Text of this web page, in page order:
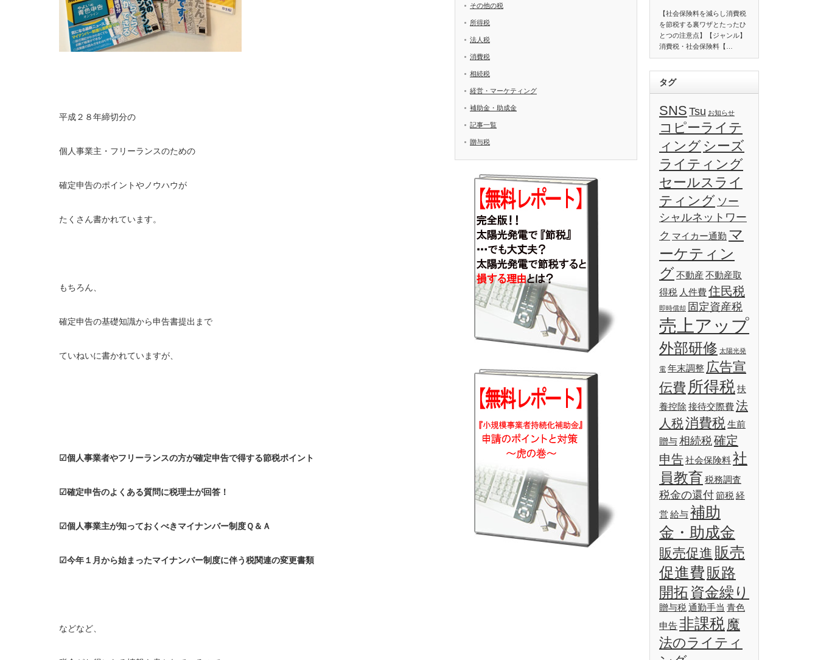
平成２８年締切分の
個人事業主・フリーランスのための
確定申告のポイントやノウハウが
たくさん書かれています。
もちろん、
確定申告の基礎知識から申告書提出まで
ていねいに書かれていますが、
☑個人事業者やフリーランスの方が確定申告で得する節税ポイント
☑確定申告のよくある質問に税理士が回答！
☑個人事業主が知っておくべきマイナンバー制度Ｑ＆Ａ
☑今年１月から始まったマイナンバー制度に伴う税関連の変更書類
などなど、
その他の税
所得税
法人税
消費税
相続税
経営・マーケティング
補助金・助成金
記事一覧
贈与税
【社会保険料を減らし消費税
を節税する裏ワザとたったひ
とつの注意点】【ジャンル】
消費税・社会保険料【…
タグ
SNS Tsu お知らせ
コピーライテ
ィング シーズ
ライティング
セールスライ
ティング ソー
シャルネットワー
ク マイカー通勤 マ
ーケティン
グ不動産 不動産取
得税 人件費住民税
即時償却 固定資産税
売上アップ
外部研修 太陽光発
電 年末調整 広告宣
伝費 所得税扶
養控除接待交際費法
人税消費税生前
贈与相続税確定
申告社会保険料社
員教育 税務調査
税金の還付節税経
営給与補助
金・助成金
販売促進 販売
促進費販路
開拓 資金繰り
贈与税通勤手当 青色
申告非課税 魔
法のライティ